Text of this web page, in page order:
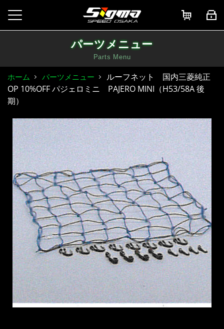
パーツメニュー
Parts Menu
ホーム パーツメニュー
ルーフネット 国内三菱純正
OP 10%OFF パジェロミニ PAJERO MINI（H53/58A 後
期）